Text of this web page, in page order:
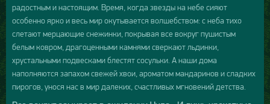
радостным и настоящим. Время, когда звезды на небе сияют
особенно ярко и весь мир окутывается волшебством: с неба тихо
слетают мерцающие снежинки, покрывая все вокруг пушистым
белым ковром, драгоценными камнями сверкают льдинки,
хрустальными подвесками блестят сосульки. А наши дома
наполняются запахом свежей хвои, ароматом мандаринов и сладких
пирогов, унося нас в мир далеких, счастливых мгновений детства.